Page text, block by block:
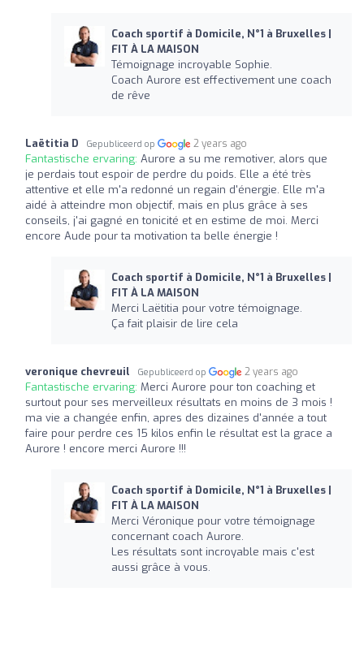
Coach sportif à Domicile, N°1 à Bruxelles |
FIT À LA MAISON
Témoignage incroyable Sophie.
Coach Aurore est effectivement une coach
de rêve
Laëtitia D Gepubliceerd op 2 years ago
Fantastische ervaring: Aurore a su me remotiver, alors que
je perdais tout espoir de perdre du poids. Elle a été très
attentive et elle m'a redonné un regain d'énergie. Elle m'a
aidé à atteindre mon objectif, mais en plus grâce à ses
conseils, j'ai gagné en tonicité et en estime de moi. Merci
encore Aude pour ta motivation ta belle énergie !
Coach sportif à Domicile, N°1 à Bruxelles |
FIT À LA MAISON
Merci Laëtitia pour votre témoignage.
Ça fait plaisir de lire cela
veronique chevreuil Gepubliceerd op 2 years ago
Fantastische ervaring: Merci Aurore pour ton coaching et
surtout pour ses merveilleux résultats en moins de 3 mois !
ma vie a changée enfin, apres des dizaines d'année a tout
faire pour perdre ces 15 kilos enfin le résultat est la grace a
Aurore ! encore merci Aurore !!!
Coach sportif à Domicile, N°1 à Bruxelles |
FIT À LA MAISON
Merci Véronique pour votre témoignage
concernant coach Aurore.
Les résultats sont incroyable mais c'est
aussi grâce à vous.